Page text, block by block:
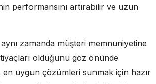
performansını artırabilir ve uzun
zamanda müşteri memnuniyetine
olduğunu göz önünde
uygun çözümleri sunmak için hazır